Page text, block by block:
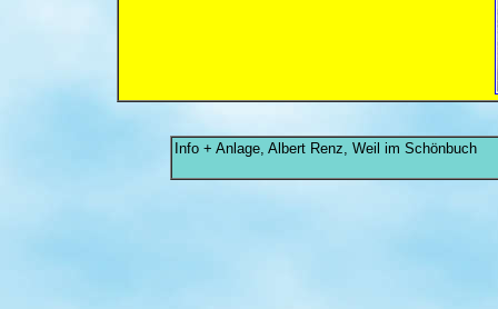
Info + Anlage, Albert Renz, Weil im Schönbuch